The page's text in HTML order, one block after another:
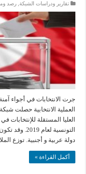
تقارير ودراسات الشبكة ,رصد
جرت الانتخابات في أجواء
العملية الانتخابية حصلت
العليا المستقلة للإنتخابات
دولة عربية و أجنبية. توزع
أكمل القراءة »